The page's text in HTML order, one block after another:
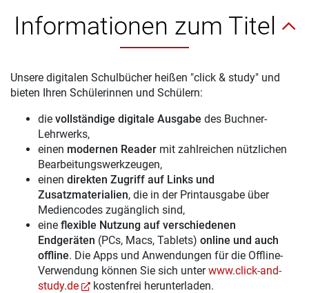
Informationen zum Titel
Unsere digitalen Schulbücher heißen "click & study" und
bieten Ihren Schülerinnen und Schülern:
die vollständige digitale Ausgabe des Buchner-
Lehrwerks,
einen modernen Reader mit zahlreichen nützlichen
Bearbeitungswerkzeugen,
einen direkten Zugriff auf Links und
Zusatzmaterialien, die in der Printausgabe über
Mediencodes zugänglich sind,
eine flexible Nutzung auf verschiedenen
Endgeräten (PCs, Macs, Tablets) online und auch
offline. Die Apps und Anwendungen für die Offline-
Verwendung können Sie sich unterwww.click-and-
study.de
kostenfrei herunterladen.